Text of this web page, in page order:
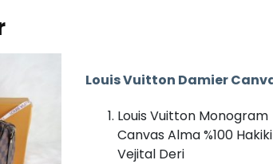
Louis Vuitton Monogram
Canvas Alma %100 Hakiki
Vejital Deri